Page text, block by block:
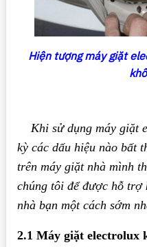
Hiện tượng máy giặt
Khi sử dụng máy giặt
kỳ các dấu hiệu nào bất
trên máy giặt nhà mình
chúng tôi để được hỗ trợ
nhà bạn một cách sớm
2.1 Máy giặt electrolux